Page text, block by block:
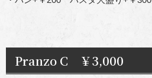
Pranzo C ￥3,000